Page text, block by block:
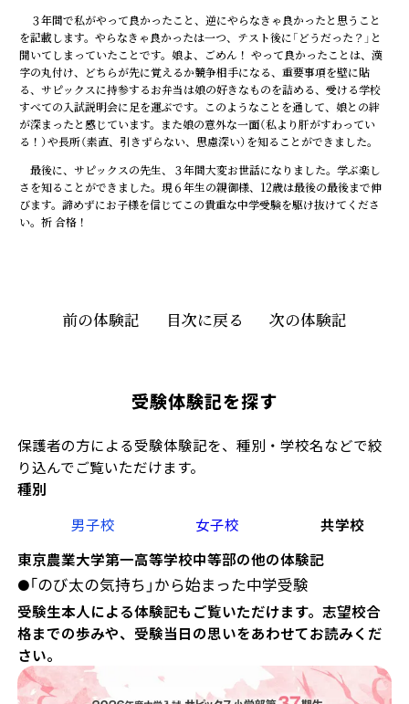
受験体験記を探す
保護者の方による受験体験記を、種別・学校名などで絞
り込んでご覧いただけます。
種別
男子校
女子校
共学校
東京農業大学第一高等学校中等部の他の体験記
●「のび太の気持ち」から始まった中学受験
受験生本人による体験記もご覧いただけます。志望校合
格までの歩みや、受験当日の思いをあわせてお読みくだ
さい。
３年間で私がやって良かったこと、逆にやらなきゃ良かったと思うこと
を記載します。やらなきゃ良かったは一つ、テスト後に「どうだった？」と
聞いてしまっていたことです。娘よ、ごめん！ やって良かったことは、漢
字の丸付け、どちらが先に覚えるか競争相手になる、重要事項を壁に貼
る、サピックスに持参するお弁当は娘の好きなものを詰める、受ける学校
すべての入試説明会に足を運ぶです。このようなことを通して、娘との絆
が深まったと感じています。また娘の意外な一面（私より肝がすわってい
る！）や長所（素直、引きずらない、思慮深い）を知ることができました。
最後に、サピックスの先生、３年間大変お世話になりました。学ぶ楽し
さを知ることができました。現６年生の親御様、12歳は最後の最後まで伸
びます。諦めずにお子様を信じてこの貴重な中学受験を駆け抜けてくださ
い。祈 合格！
前の体験記 目次に戻る 次の体験記